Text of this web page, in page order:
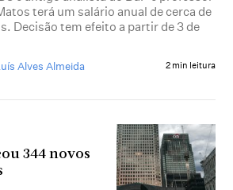
terá um salário anual de cerca de
Decisão tem efeito a partir de 3 de
Alves Almeida 2 min leitura
344 novos